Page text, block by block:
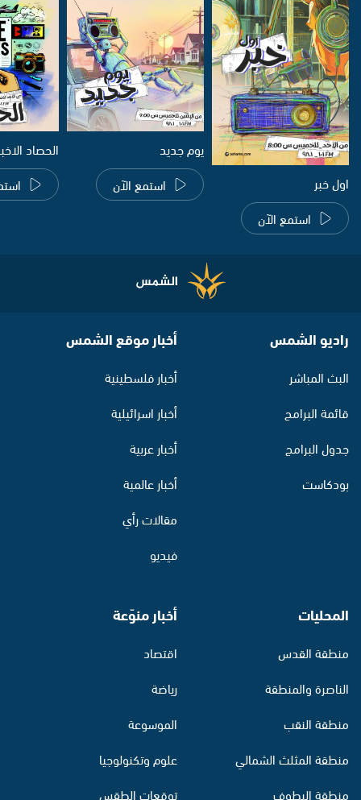
اول خبر
استمع الآن
يوم جديد
استمع الآن
الحصاد
راديو الشمس
البث المباشر
قائمة البرامج
جدول البرامج
بودكاست
أخبار موقع الشمس
أخبار فلسطينية
أخبار اسرائيلية
أخبار عربية
أخبار عالمية
مقالات رأي
فيديو
المحليات
منطقة القدس
الناصرة والمنطقة
منطقة النقب
منطقة المثلث الشمالي
منطقة البطوف
أخبار منوّعة
اقتصاد
رياضة
الموسوعة
علوم وتكنولوجيا
توقعات الطقس